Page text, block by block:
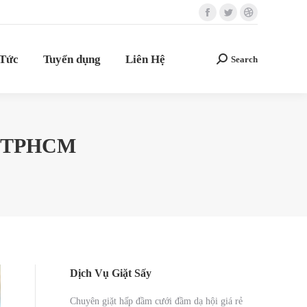
Facebook
opens
Twitter
opens
Dribbble
opens
Tuyển dụng Liên Hệ Search:
Search
Dịch Vụ Giặt Sấy
Chuyên giặt hấp đầm cưới đầm dạ hội giá rẻ